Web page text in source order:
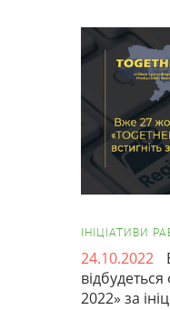
ІНІЦІАТИВИ
24.10.2022
2022» за